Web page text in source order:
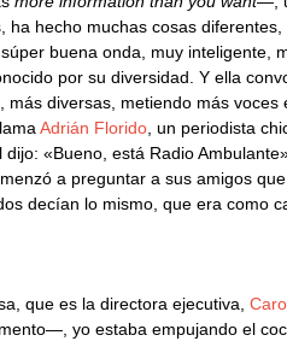
ha hecho muchas cosas
buena onda, muy inteligente,
por su diversidad. Y ella
diversas, metiendo más voces
Adrián Florido, un periodista
«Bueno, está Radio
a preguntar a sus amigos
decían lo mismo, que era como
que es la directora ejecutiva,
yo estaba empujando el